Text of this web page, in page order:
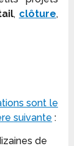
, clôture,
sont le
suivante :
de